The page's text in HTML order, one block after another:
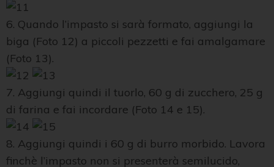
6. Quando l’impasto si sarà formato, aggiungi la
biga (Foto 12) a piccoli pezzetti e fai amalgamare
(Foto 13).
7. Aggiungi quindi il tuorlo, 60 g di zucchero, 25 g
di farina e fai incordare (Foto 14 e 15).
8. Aggiungi quindi i 60 g di burro morbido. Lavora
finchè l’impasto non si presenterà semilucido,